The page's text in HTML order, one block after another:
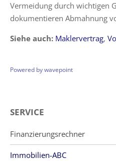
Vermeidung durch wichtigen
dokumentieren Abmahnung
Siehe auch: Maklervertrag,
Powered by wavepoint
SERVICE
Finanzierungsrechner
Immobilien-ABC